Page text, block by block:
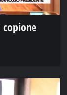
copione